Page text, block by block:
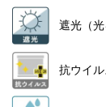
遮光（光
抗ウイル